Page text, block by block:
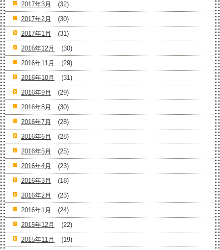
2017年3月
(32)
2017年2月
(30)
2017年1月
(31)
2016年12月
(30)
2016年11月
(29)
2016年10月
(31)
2016年9月
(29)
2016年8月
(30)
2016年7月
(28)
2016年6月
(28)
2016年5月
(25)
2016年4月
(23)
2016年3月
(18)
2016年2月
(23)
2016年1月
(24)
2015年12月
(22)
2015年11月
(19)